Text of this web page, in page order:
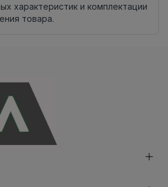
характеристик и комплектации
товара.